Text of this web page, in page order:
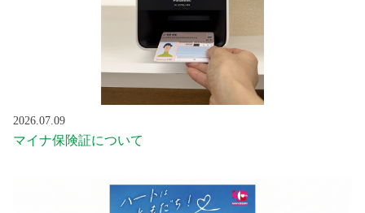
2026.07.09
マイナ保険証について